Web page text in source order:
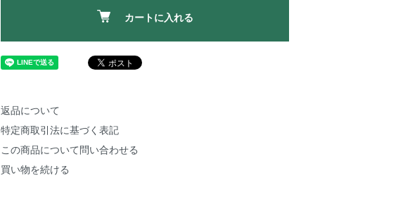
カートに入れる
返品について
特定商取引法に基づく表記
この商品について問い合わせる
買い物を続ける